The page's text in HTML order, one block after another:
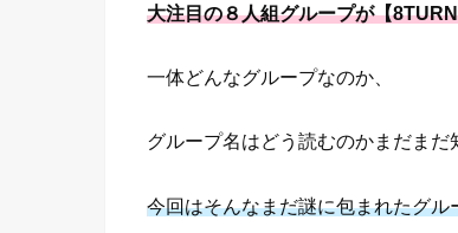
大注目の８人組グループが【
一体どんなグループなのか、
グループ名はどう読むのかまだま
今回はそんなまだ謎に包まれたグル